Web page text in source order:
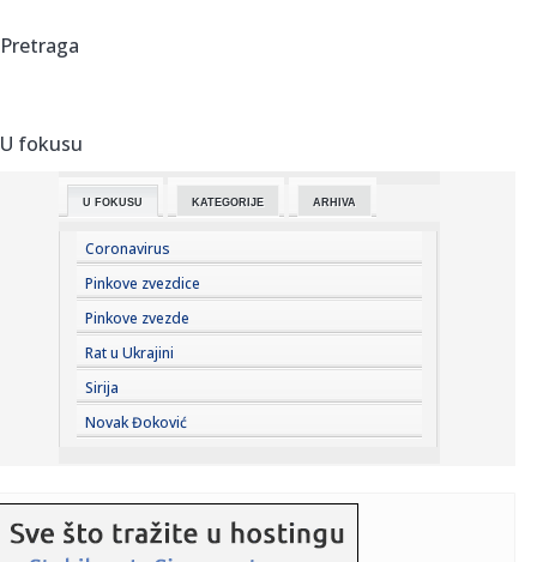
zvanično p...
19:01:
19:00: Na Jokić vs Vembanjama za 800 dinara
19:00:“Rajaner” obustavlja letove ka i iz Niša
18:58:Zelenski stigao u Beograd
18:55:HETAFE JAČA TIM PRED PARTIZAN: Španci doveli vrlo
iskusnog defa...
18:53: Hetafe čeka rasplet duela Partizana i Tobola i dovodi
novajlije ...
Pretraga
U fokusu
U FOKUSU KATEGORIJE ARHIVA
Coronavirus
Pinkove zvezdice
Pinkove zvezde
Rat u Ukrajini
Sirija
Novak Đoković